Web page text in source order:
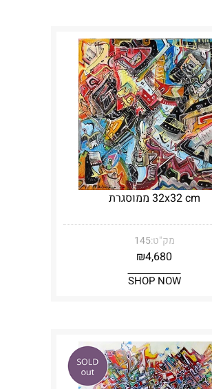
32x32 cm ממוסגרת
מק"ט:145
₪4,680
SHOP NOW